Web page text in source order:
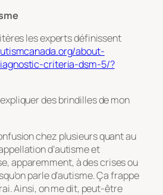
les experts définissent
about-
criteria-dsm-5/?
des brindilles de mon
chez plusieurs quant au
d’autisme et
apparemment, à des crises ou
parle d’autisme. Ça frappe
Ainsi, on me dit, peut-être